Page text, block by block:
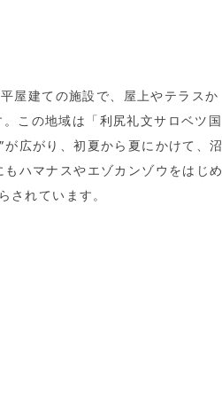
屋建ての施設で、屋上やテラスか
この地域は「利尻礼文サロベツ国
広がり、初夏から夏にかけて、沼
ハマナスやエゾカンゾウをはじめ
されています。